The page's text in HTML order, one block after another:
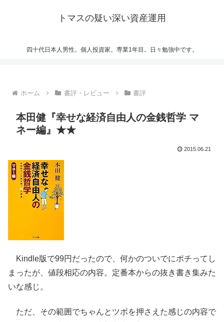
トマスの疑い深い資産運用
四十代日本人男性。個人投資家。専業1年目。日々勉強中です。
ホーム 書評・レビュー 書評
本田健『幸せな経済自由人の金銭哲学 マ
ネー編』★★
2015.06.21
Kindle版で99円だったので、何かのついでにポチってし
まったが、値段相応の内容。定番本からの抜き書き集みた
いな感じ。
ただ、その範囲でちゃんとツボを押さえた感じの内容で